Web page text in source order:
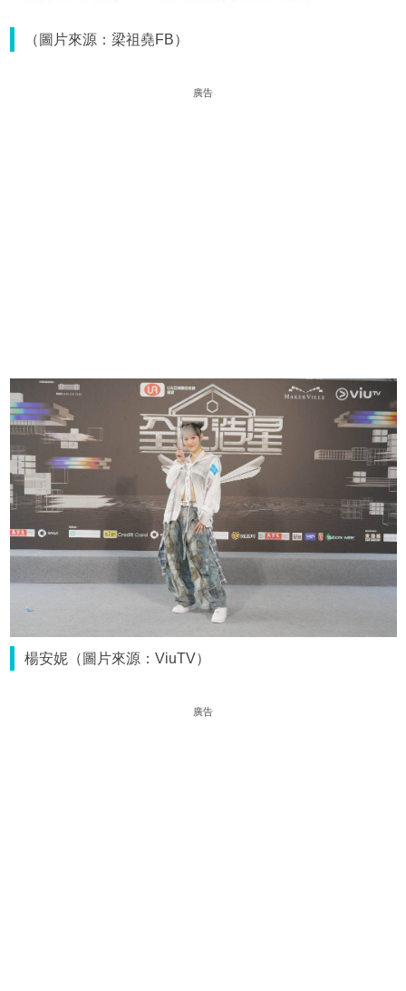
（圖片來源：梁祖堯FB）
廣告
楊安妮（圖片來源：ViuTV）
廣告